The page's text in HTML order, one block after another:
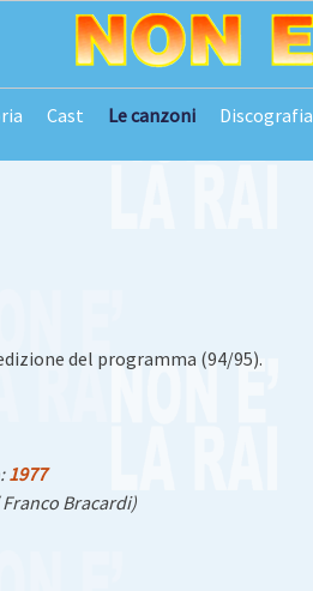
Cast Le canzoni Discografia
del programma (94/95).
1977
Bracardi)